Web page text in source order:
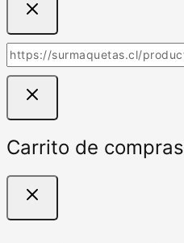
Carrito de compras